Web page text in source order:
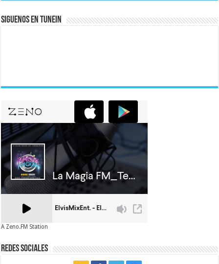
Siguenos En Tunein
A Zeno.FM Station
Redes Sociales